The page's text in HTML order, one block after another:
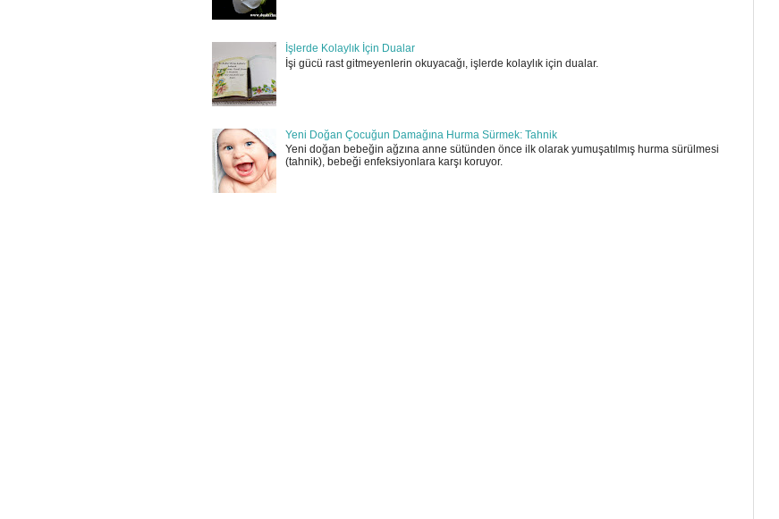
İşlerde Kolaylık İçin Dualar
İşi gücü rast gitmeyenlerin okuyacağı, işlerde kolaylık için dualar.
Yeni Doğan Çocuğun Damağına Hurma Sürmek: Tahnik
Yeni doğan bebeğin ağzına anne sütünden önce ilk olarak yumuşatılmış hurma sürülmesi
(tahnik), bebeği enfeksiyonlara karşı koruyor.